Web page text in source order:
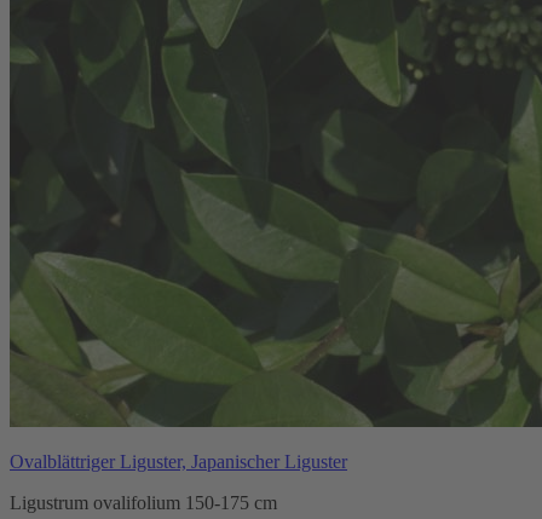
Ovalblättriger Liguster, Japanischer Liguster
Ligustrum ovalifolium 150-175 cm